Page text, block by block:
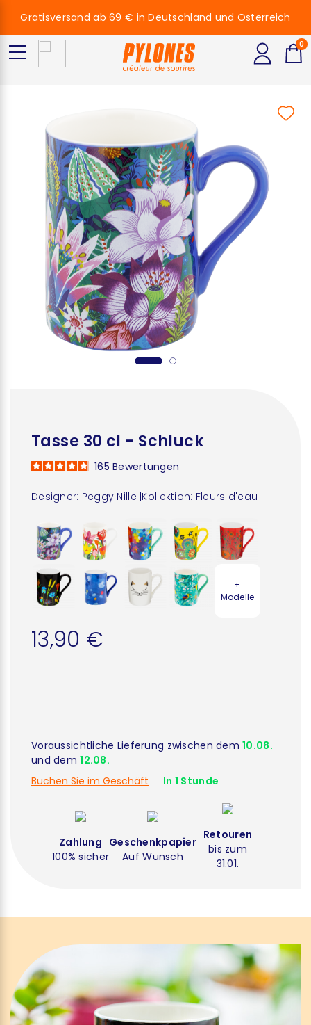
Tasse 30 cl - Schluck
Designer: Peggy Nille Kollektion: Fleurs d'eau
165Bewertungen
+
Modelle
13,90 €
Voraussichtliche Lieferung zwischen dem10.08.
und dem12.08.
Buchen Sie im Geschäft
In 1 Stunde
Zahlung
100% sicher
Geschenkpapier
Auf Wunsch
Retouren
bis zum
31.01.
Gratisversand ab 69 € in Deutschland und Österreich
0